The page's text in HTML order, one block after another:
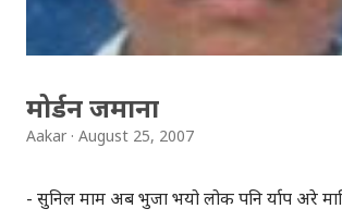
हुन्। अब एक नजर नेपाल मा हुने बन्द,
- गाडी ले मान्छे हान्यो " -गाडी तोड्फोड र आग्जनी
मोर्डन जमाना
Aakar August 25, 2007
- सुनिल माम अब भुजा भयो लोक पनि र्याप अरे